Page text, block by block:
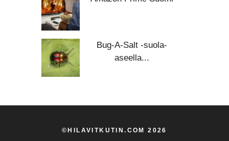
Bug-A-Salt -suola-
aseella...
©HILAVITKUTIN.COM 2026